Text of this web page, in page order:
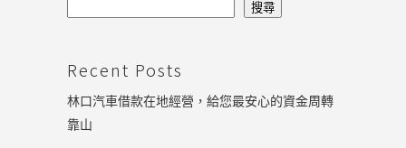
搜尋
Recent Posts
林口汽車借款在地經營，給您最安心的資金周轉
靠山